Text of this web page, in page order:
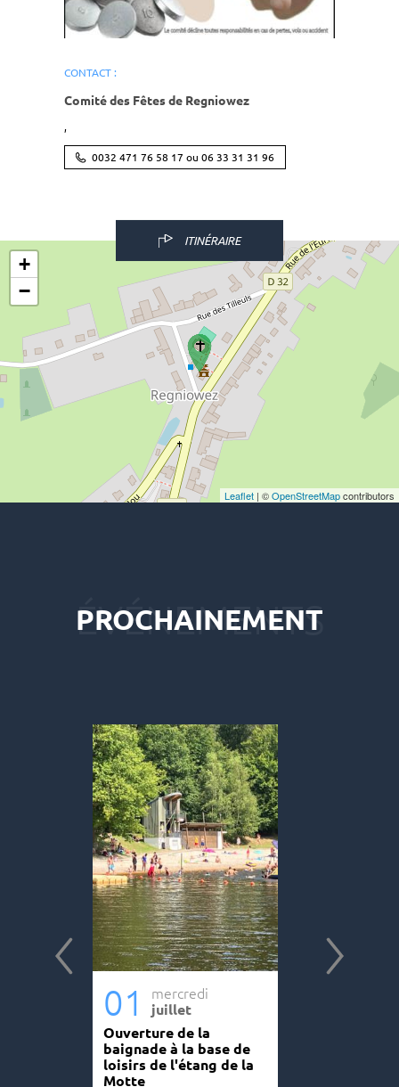
CONTACT :
Comité des Fêtes de Regniowez
0032 471 76 58 17 ou 06 33 31 31 96
ITINÉRAIRE
+
−
Leaflet | ©OpenStreetMapcontributors
PROCHAINEMENT
Ouverture de la
baignade à la base de
loisirs de l'étang de la
Motte
mercredi
01
juillet